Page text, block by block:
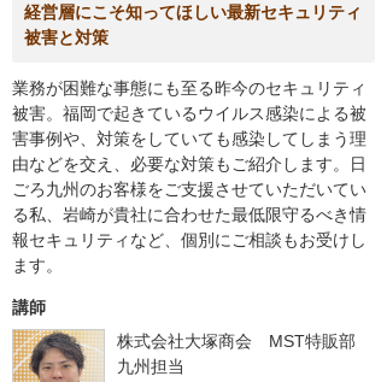
経営層にこそ知ってほしい最新セキュリティ
被害と対策
業務が困難な事態にも至る昨今のセキュリティ
被害。福岡で起きているウイルス感染による被
害事例や、対策をしていても感染してしまう理
由などを交え、必要な対策もご紹介します。日
ごろ九州のお客様をご支援させていただいてい
る私、岩崎が貴社に合わせた最低限守るべき情
報セキュリティなど、個別にご相談もお受けし
ます。
講師
株式会社大塚商会 MST特販部
九州担当